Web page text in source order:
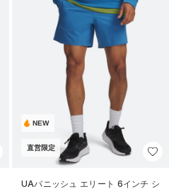
NEW
直営限定
UAバニッシュ エリート 6インチ シ